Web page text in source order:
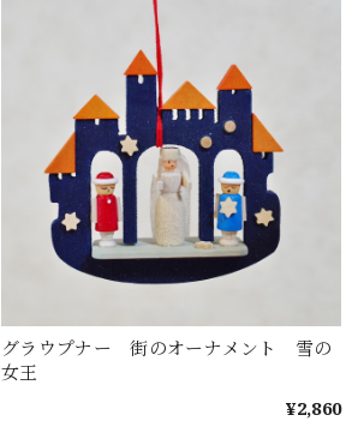
グラウプナー 街のオーナメント 雪の
女王
¥2,860